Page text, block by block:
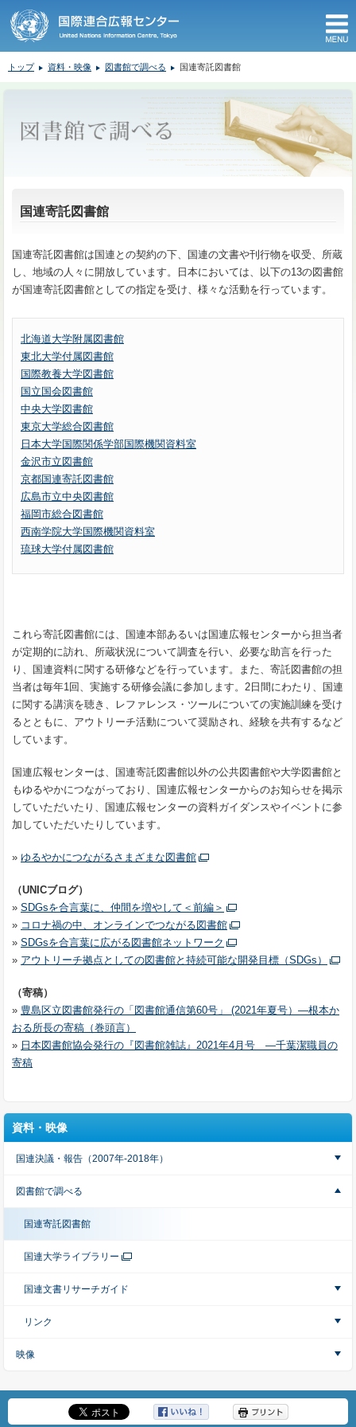
トップ 資料・映像 図書館で調べる 国連寄託図書館
国連寄託図書館
国連寄託図書館は国連との契約の下、国連の文書や刊行物を収受、所蔵
し、地域の人々に開放しています。日本においては、以下の13の図書館
が国連寄託図書館としての指定を受け、様々な活動を行っています。
北海道大学附属図書館
東北大学付属図書館
国際教養大学図書館
国立国会図書館
中央大学図書館
東京大学総合図書館
日本大学国際関係学部国際機関資料室
金沢市立図書館
京都国連寄託図書館
広島市立中央図書館
福岡市総合図書館
西南学院大学国際機関資料室
琉球大学付属図書館
これら寄託図書館には、国連本部あるいは国連広報センターから担当者
が定期的に訪れ、所蔵状況について調査を行い、必要な助言を行った
り、国連資料に関する研修などを行っています。また、寄託図書館の担
当者は毎年1回、実施する研修会議に参加します。2日間にわたり、国連
に関する講演を聴き、レファレンス・ツールについての実施訓練を受け
るとともに、アウトリーチ活動について奨励され、経験を共有するなど
しています。
国連広報センターは、国連寄託図書館以外の公共図書館や大学図書館と
もゆるやかにつながっており、国連広報センターからのお知らせを掲示
していただいたり、国連広報センターの資料ガイダンスやイベントに参
加していただいたりしています。
» ゆるやかにつながるさまざまな図書館
（UNICブログ）
» SDGsを合言葉に、仲間を増やして＜前編＞
» コロナ禍の中、オンラインでつながる図書館
» SDGsを合言葉に広がる図書館ネットワーク
» アウトリーチ拠点としての図書館と持続可能な開発目標（SDGs）
（寄稿）
» 豊島区立図書館発行の「図書館通信第60号」 (2021年夏号）―根本か
おる所長の寄稿（巻頭言）
» 日本図書館協会発行の『図書館雑誌』2021年4月号 ―千葉潔職員の
寄稿
資料・映像
国連決議・報告（2007年-2018年）
図書館で調べる
国連寄託図書館
国連大学ライブラリー
国連文書リサーチガイド
リンク
映像